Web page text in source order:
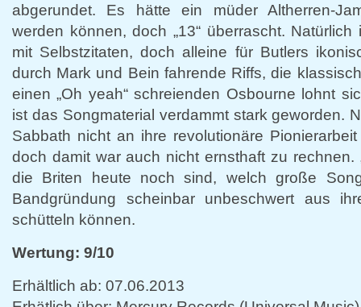
abgerundet. Es hätte ein müder Altherren-
werden können, doch „13“ überrascht.
mit Selbstzitaten, doch alleine für Butlers
durch Mark und Bein fahrende Riffs, die
einen „Oh yeah“ schreienden Osbourne lohnt
ist das Songmaterial verdammt stark geworden.
Sabbath nicht an ihre revolutionäre
doch damit war auch nicht ernsthaft zu rechnen.
die Briten heute noch sind, welch große
Bandgründung scheinbar unbeschwert aus
schütteln können.
Wertung: 9/10
Erhältlich ab: 07.06.2013